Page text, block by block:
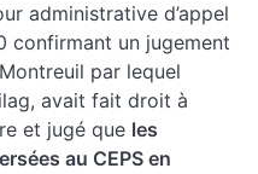
administrative d’appel
confirmant un jugement
par lequel
avait fait droit à
et jugé que les
au CEPS en